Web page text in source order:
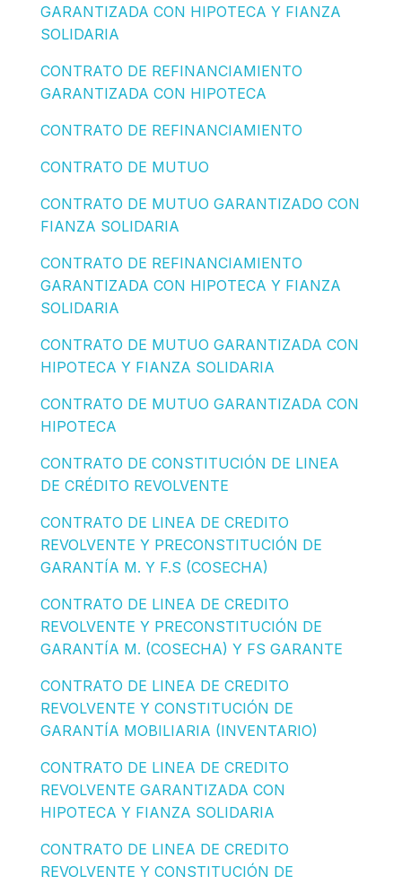
GARANTIZADA CON HIPOTECA Y FIANZA
SOLIDARIA
CONTRATO DE REFINANCIAMIENTO
GARANTIZADA CON HIPOTECA
CONTRATO DE REFINANCIAMIENTO
CONTRATO DE MUTUO
CONTRATO DE MUTUO GARANTIZADO CON
FIANZA SOLIDARIA
CONTRATO DE REFINANCIAMIENTO
GARANTIZADA CON HIPOTECA Y FIANZA
SOLIDARIA
CONTRATO DE MUTUO GARANTIZADA CON
HIPOTECA Y FIANZA SOLIDARIA
CONTRATO DE MUTUO GARANTIZADA CON
HIPOTECA
CONTRATO DE CONSTITUCIÓN DE LINEA
DE CRÉDITO REVOLVENTE
CONTRATO DE LINEA DE CREDITO
REVOLVENTE Y PRECONSTITUCIÓN DE
GARANTÍA M. Y F.S (COSECHA)
CONTRATO DE LINEA DE CREDITO
REVOLVENTE Y PRECONSTITUCIÓN DE
GARANTÍA M. (COSECHA) Y FS GARANTE
CONTRATO DE LINEA DE CREDITO
REVOLVENTE Y CONSTITUCIÓN DE
GARANTÍA MOBILIARIA (INVENTARIO)
CONTRATO DE LINEA DE CREDITO
REVOLVENTE GARANTIZADA CON
HIPOTECA Y FIANZA SOLIDARIA
CONTRATO DE LINEA DE CREDITO
REVOLVENTE Y CONSTITUCIÓN DE